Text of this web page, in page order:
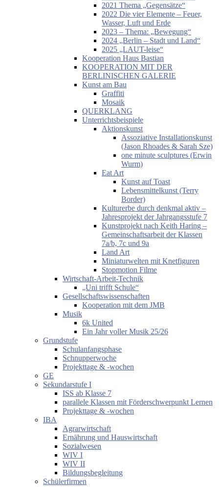
2021 Thema „Gegensätze“
2022 Die vier Elemente – Feuer,
Wasser, Luft und Erde
2023 – Thema: „Bewegung“
2024 „Berlin – Stadt und Land“
2025 „LAUT-leise“
Kooperation Haus Bastian
KOOPERATION MIT DER
BERLINISCHEN GALERIE
Kunst am Bau
Graffiti
Mosaik
QUERKLANG
Unterrichtsbeispiele
Aktionskunst
Assoziative Installationskunst
(Jason Rhoades & Sarah Sze)
one minute sculptures (Erwin
Wurm)
Eat Art
Kunst auf Toast
Lebensmittelkunst (Terry
Border)
Kulturerbe durch denkmal aktiv –
Jahresprojekt der Jahrgangsstufe 7
Kunstprojekt nach Keith Haring –
Gemeinschaftsarbeit der Klassen
7a/b, 7c und 9a
Land Art
Miniaturwelten mit Knetfiguren
Stopmotion Filme
Wirtschaft-Arbeit-Technik
„Uni trifft Schule“
Gesellschaftswissenschaften
Kooperation mit dem JMB
Musik
6k United
Ein Jahr voller Musik 25/26
Grundstufe
Schulanfangsphase
Schnupperwoche
Projekttage & -wochen
GE
Sekundarstufe I
ISS ab Klasse 7
parallele Klassen mit Förderschwerpunkt Lernen
Projekttage & -wochen
IBA
Agrarwirtschaft
Ernährung und Hauswirtschaft
Sozialwesen
WIV I
WIV II
Bildungsbegleitung
Schülerfirmen